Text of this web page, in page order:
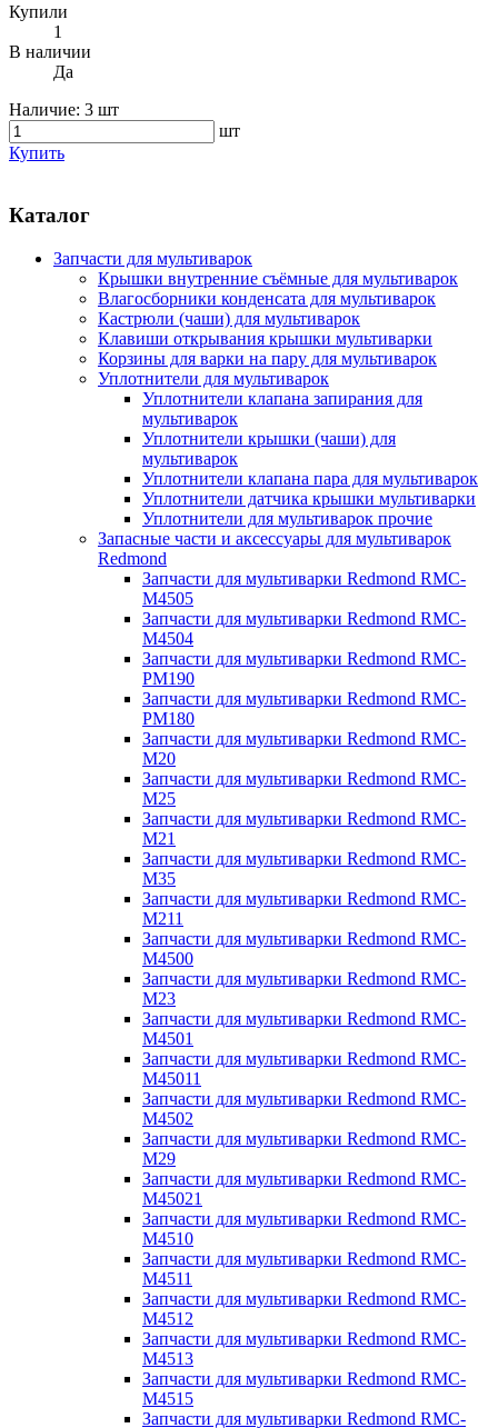
Купили
1
В наличии
Да
Наличие: 3 шт
шт
Купить
Каталог
Запчасти для мультиварок
Крышки внутренние съёмные для мультиварок
Влагосборники конденсата для мультиварок
Кастрюли (чаши) для мультиварок
Клавиши открывания крышки мультиварки
Корзины для варки на пару для мультиварок
Уплотнители для мультиварок
Уплотнители клапана запирания для
мультиварок
Уплотнители крышки (чаши) для
мультиварок
Уплотнители клапана пара для мультиварок
Уплотнители датчика крышки мультиварки
Уплотнители для мультиварок прочие
Запасные части и аксессуары для мультиварок
Redmond
Запчасти для мультиварки Redmond RMC-
M4505
Запчасти для мультиварки Redmond RMC-
M4504
Запчасти для мультиварки Redmond RMC-
PM190
Запчасти для мультиварки Redmond RMC-
PM180
Запчасти для мультиварки Redmond RMC-
M20
Запчасти для мультиварки Redmond RMC-
M25
Запчасти для мультиварки Redmond RMC-
M21
Запчасти для мультиварки Redmond RMC-
M35
Запчасти для мультиварки Redmond RMC-
M211
Запчасти для мультиварки Redmond RMC-
M4500
Запчасти для мультиварки Redmond RMC-
M23
Запчасти для мультиварки Redmond RMC-
M4501
Запчасти для мультиварки Redmond RMC-
M45011
Запчасти для мультиварки Redmond RMC-
M4502
Запчасти для мультиварки Redmond RMC-
M29
Запчасти для мультиварки Redmond RMC-
M45021
Запчасти для мультиварки Redmond RMC-
M4510
Запчасти для мультиварки Redmond RMC-
M4511
Запчасти для мультиварки Redmond RMC-
M4512
Запчасти для мультиварки Redmond RMC-
M4513
Запчасти для мультиварки Redmond RMC-
M4515
Запчасти для мультиварки Redmond RMC-